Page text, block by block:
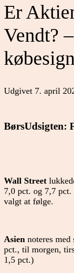
Er
Vendt?
Udgivet 7. april
BørsUdsigten:
Wall Street
7,0 pct. og 7,7
valgt at følge.
Asien noteres
pct., til morgen,
1,5 pct.)